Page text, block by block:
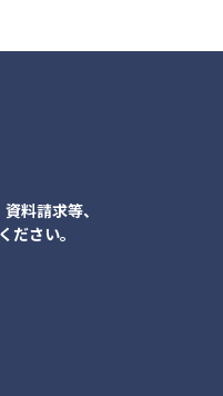
料請求等、
ださい。